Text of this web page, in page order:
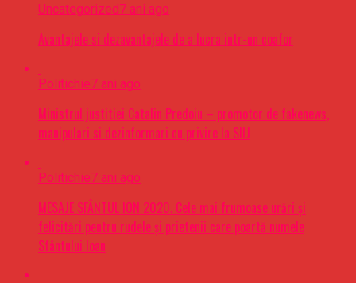
Uncategorized7 ani ago
Avantajele si dezavantajele de a lucra intr-un coafor
Politichie7 ani ago
Ministrul justitiei Catalin Predoiu – promotor de fakenews,
manipulari si dezinformari cu privire la SIIJ
Politichie7 ani ago
MESAJE SFÂNTUL ION 2020. Cele mai frumoase urări şi
felicitări pentru rudele şi prietenii care poartă numele
Sfântului Ioan